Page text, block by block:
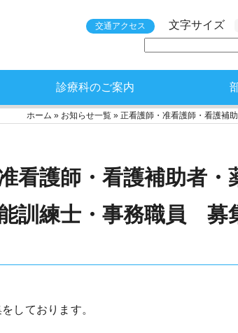
交通アクセス 文字サイズ
診療科のご案内
ホーム » お知らせ一覧 » 正看護師・准看護師・看護補
看護師・看護補助者
訓練士・事務職員 募
しております。